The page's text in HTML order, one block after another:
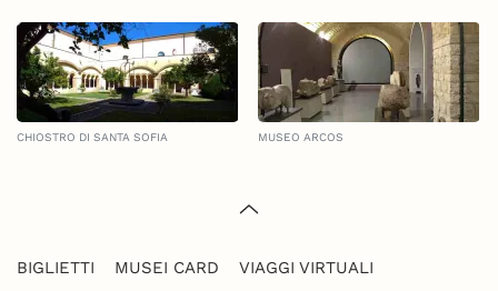
CHIOSTRO DI SANTA SOFIA MUSEO ARCOS
BIGLIETTI MUSEI CARD VIAGGI VIRTUALI